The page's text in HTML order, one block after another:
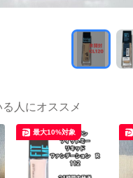
人にオススメ
最大10%対象